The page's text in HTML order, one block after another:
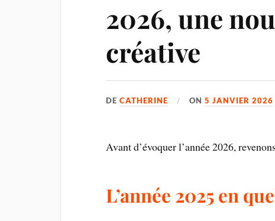
2026, une
créative
DECATHERINE ON5 JANVIER 2026
Avant d’évoquer l’année 2026,
L’année 2025 en